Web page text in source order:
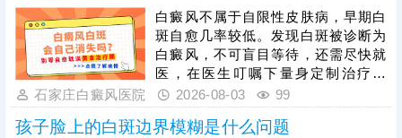
快，安全性高。同时还应加强护理措
施，避免不良因素刺激，防治结合，
二者相辅相成，为白斑复色助力。
白癜风不属于自限性皮肤病，早期白
斑自愈几率较低。发现白斑被诊断为
白癜风，不可盲目等待，还需尽快就
医，在医生叮嘱下量身定制治疗方
案，一人一方，个性化祛白，助力病
情好转。其次，早期白癜风可以照
光，如美国进口308准分子激光，促
石家庄白癜风医院 2026-08-03 99
孩子脸上的白斑边界模糊是什么问题